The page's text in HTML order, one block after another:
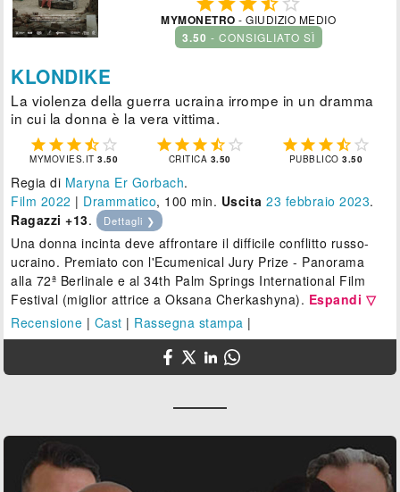
MYMONETRO - GIUDIZIO MEDIO
3.50 - CONSIGLIATO SÌ
KLONDIKE
La violenza della guerra ucraina irrompe in un dramma
in cui la donna è la vera vittima.
    
MYMOVIES.IT3.50
    
CRITICA 3.50
    
PUBBLICO3.50
Regia di Maryna Er Gorbach.
Film 2022 | Drammatico, 100 min. Uscita 23 febbraio 2023.
Ragazzi +13. Dettagli ❯
Una donna incinta deve affrontare il difficile conflitto russo-
ucraino. Premiato con l'Ecumenical Jury Prize - Panorama
alla 72ª Berlinale e al 34th Palm Springs International Film
Festival (miglior attrice a Oksana Cherkashyna). Espandi ▽
Recensione | Cast | Rassegna stampa |